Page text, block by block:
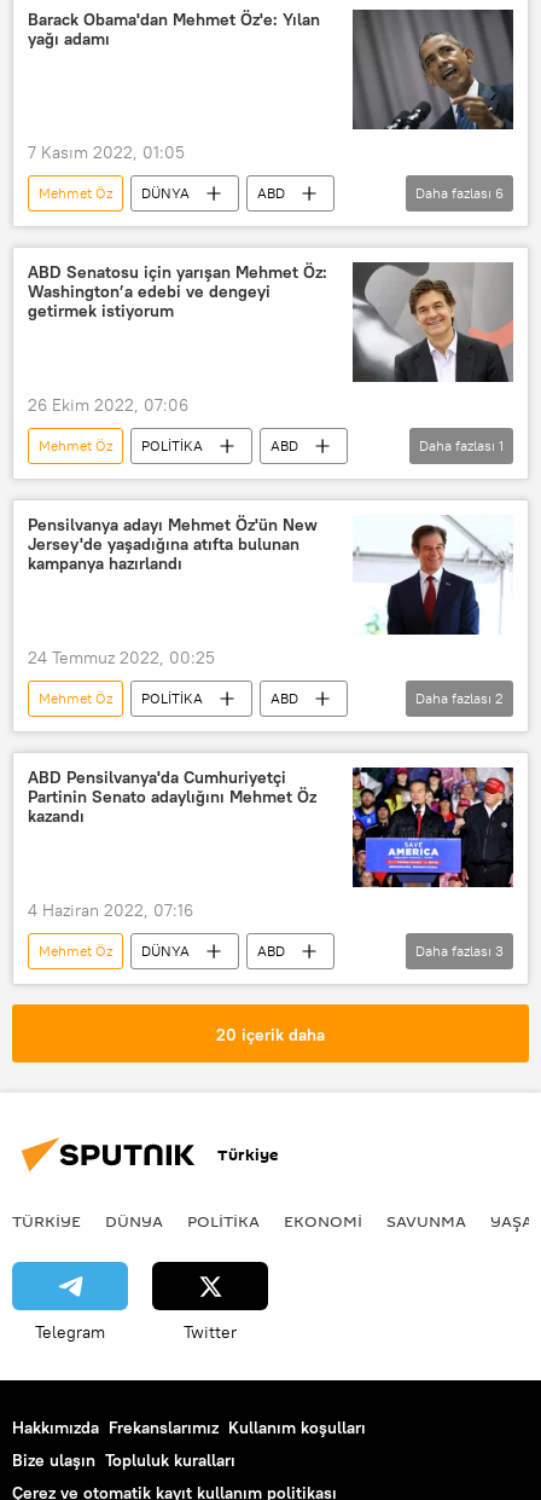
Donald Trump
Joe Biden
ABD Kongresi
eyalet meclisi
Barack Obama'dan Mehmet Öz'e: Yılan
yağı adamı
7 Kasım 2022, 01:05
Mehmet Öz DÜNYA
ABD
Barack Obama
Yılan
yağ
Joe Biden
Donald Trump
Seçim
Daha fazlası 6
ABD Senatosu için yarışan Mehmet Öz:
Washington’a edebi ve dengeyi
getirmek istiyorum
26 Ekim 2022, 07:06
Mehmet Öz POLİTİKA
ABD
ABD Senatosu
Daha fazlası 1
Pensilvanya adayı Mehmet Öz'ün New
Jersey'de yaşadığına atıfta bulunan
kampanya hazırlandı
24 Temmuz 2022, 00:25
Mehmet Öz POLİTİKA
ABD
Pensilvanya
New Jersey
Daha fazlası 2
ABD Pensilvanya'da Cumhuriyetçi
Partinin Senato adaylığını Mehmet Öz
kazandı
4 Haziran 2022, 07:16
Mehmet Öz DÜNYA
ABD
Pensilvanya
Seçimler
Daha fazlası 3
20 içerik daha
Türkiye
TÜRKIYE DÜNYA POLİTİKA EKONOMİ SAVUNMA
Telegram Twitter
Hakkımızda Frekanslarımız Kullanım koşulları
Bize ulaşın Topluluk kuralları
Çerez ve otomatik kayıt kullanım politikası